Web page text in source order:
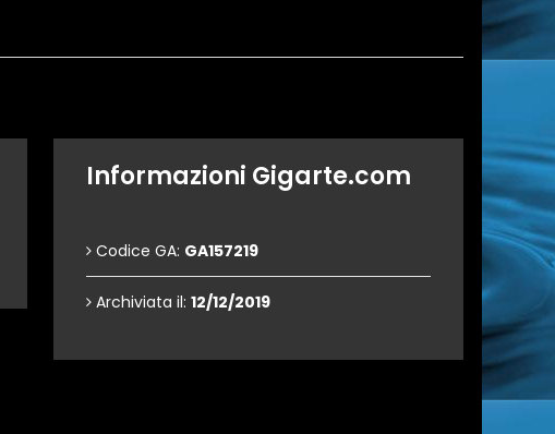
Informazioni Gigarte.com
Codice GA: GA157219
Archiviata il: 12/12/2019